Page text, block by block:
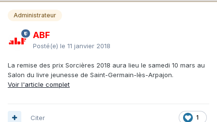
Administrateur
ABF
Posté(e) le 11 janvier 2018
La remise des prix Sorcières 2018 aura lieu le samedi 10 mars au
Salon du livre jeunesse de Saint-Germain-lès-Arpajon.
Voir l'article complet
1
Citer